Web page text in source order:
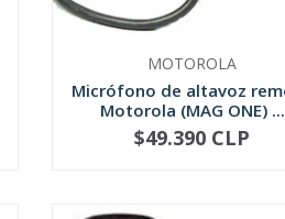
MOTOROLA
Micrófono de altavoz
Motorola (MAG ONE) ...
+
$49.390 CLP